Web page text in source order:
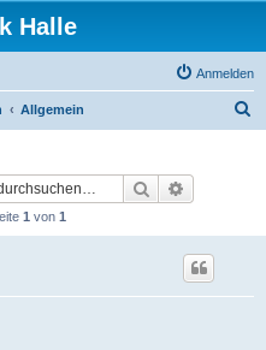
Halle
Anmelden
Allgemein
Suche
1 von 1